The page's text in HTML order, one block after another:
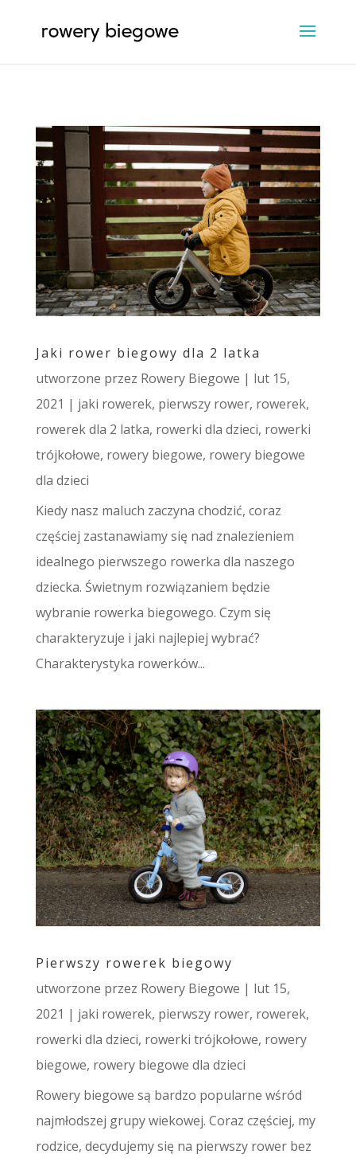
Jaki rower biegowy dla 2 latka
utworzone przez Rowery Biegowe | lut 15,
2021 | jaki rowerek, pierwszy rower, rowerek,
rowerek dla 2 latka, rowerki dla dzieci, rowerki
trójkołowe, rowery biegowe, rowery biegowe
dla dzieci
Kiedy nasz maluch zaczyna chodzić, coraz
częściej zastanawiamy się nad znalezieniem
idealnego pierwszego rowerka dla naszego
dziecka. Świetnym rozwiązaniem będzie
wybranie rowerka biegowego. Czym się
charakteryzuje i jaki najlepiej wybrać?
Charakterystyka rowerków...
Pierwszy rowerek biegowy
utworzone przez Rowery Biegowe | lut 15,
2021 | jaki rowerek, pierwszy rower, rowerek,
rowerki dla dzieci, rowerki trójkołowe, rowery
biegowe, rowery biegowe dla dzieci
Rowery biegowe są bardzo popularne wśród
najmłodszej grupy wiekowej. Coraz częściej, my
rodzice, decydujemy się na pierwszy rower bez